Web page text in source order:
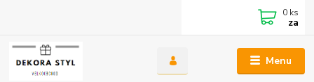
Menu
0 ks
za